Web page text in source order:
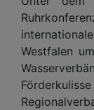
Westfalen